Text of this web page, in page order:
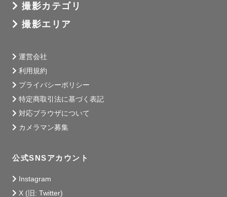
撮影カテゴリ
撮影エリア
運営会社
利用規約
プライバシーポリシー
特定商取引法に基づく表記
対応ブラウザについて
カメラマン募集
公式SNSアカウント
Instagram
X (旧: Twitter)